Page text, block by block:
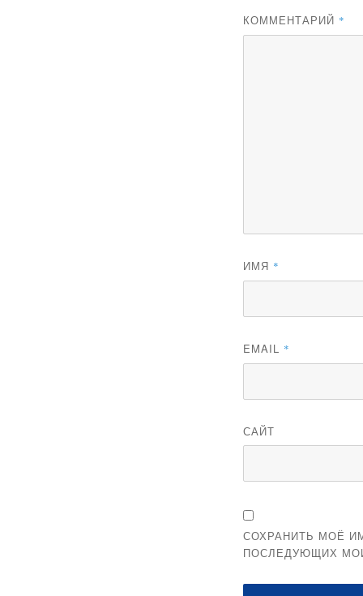
КОММЕНТАРИЙ *
ИМЯ *
EMAIL *
САЙТ
СОХРАНИТЬ МОЁ
ПОСЛЕДУЮЩИХ